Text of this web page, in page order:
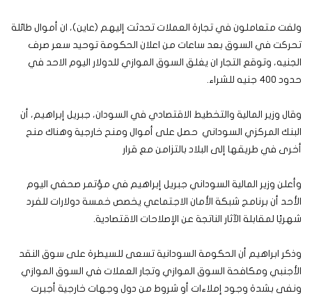
ولفت متعاملون في تجارة العملات تحدثت إليهم (عاين)، ان أموال طائلة
تحركت في السوق بعد ساعات من اعلان الحكومة توحيد سعر صرف
الجنيه، وتوقع التجار ان يغلق السوق الموازي للدولار اليوم الاحد في
حدود 400 جنيه للشراء.
وقال وزير المالية والتخطيط الاقتصادي في السودان، جبريل إبراهيم، أن
البنك المركزي السوداني حصل على أموال ومنح خارجية وهناك منح
أخرى في طريقها إلى البلاد بالتزامن مع قرار
وأعلن وزير المالية السوداني جبريل إبراهيم في مؤتمر صحفي اليوم
الأحد أن برنامج شبكة الأمان الاجتماعي يخصص خمسة دولارات للفرد
شهريًا لمقابلة الآثار الناتجة عن الإصلاحات الاقتصادية.
وذكر ابراهيم أن الحكومة السودانية تسعى للسيطرة على سوق النقد
الأجنبي ومكافحة السوق الموازي وتجار العملات في السوق الموازي
ونفى بشدة وجود إملاءات أو شروط من دول وجهات خارجية أجبرت